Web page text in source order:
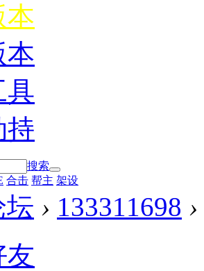
本
本
具
持
搜索
合击 帮主 架设
坛 › 133311698 ›
友